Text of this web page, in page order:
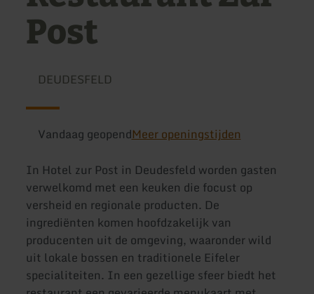
Post
DEUDESFELD
Vandaag geopendMeer openingstijden
In Hotel zur Post in Deudesfeld worden gasten
verwelkomd met een keuken die focust op
versheid en regionale producten. De
ingrediënten komen hoofdzakelijk van
producenten uit de omgeving, waaronder wild
uit lokale bossen en traditionele Eifeler
specialiteiten. In een gezellige sfeer biedt het